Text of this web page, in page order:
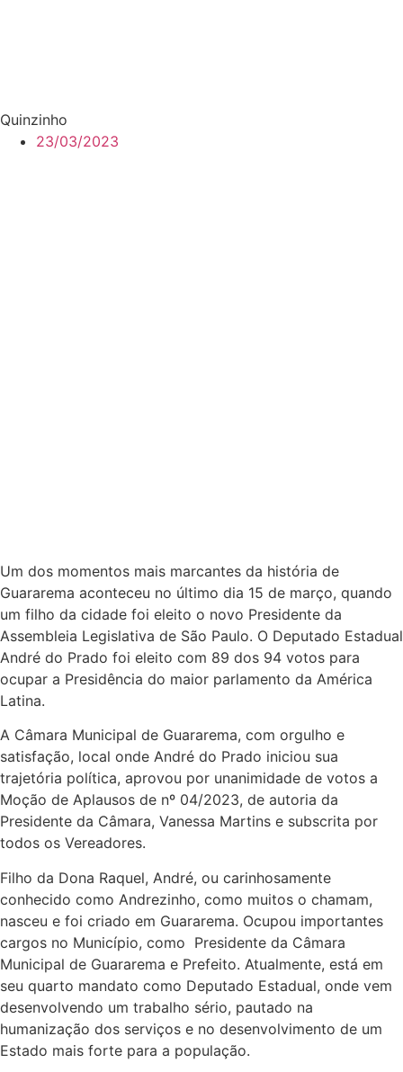
Quinzinho
23/03/2023
Um dos momentos mais marcantes da história de
Guararema aconteceu no último dia 15 de março, quando
um filho da cidade foi eleito o novo Presidente da
Assembleia Legislativa de São Paulo. O Deputado Estadual
André do Prado foi eleito com 89 dos 94 votos para
ocupar a Presidência do maior parlamento da América
Latina.
A Câmara Municipal de Guararema, com orgulho e
satisfação, local onde André do Prado iniciou sua
trajetória política, aprovou por unanimidade de votos a
Moção de Aplausos de nº 04/2023, de autoria da
Presidente da Câmara, Vanessa Martins e subscrita por
todos os Vereadores.
Filho da Dona Raquel, André, ou carinhosamente
conhecido como Andrezinho, como muitos o chamam,
nasceu e foi criado em Guararema. Ocupou importantes
cargos no Município, como Presidente da Câmara
Municipal de Guararema e Prefeito. Atualmente, está em
seu quarto mandato como Deputado Estadual, onde vem
desenvolvendo um trabalho sério, pautado na
humanização dos serviços e no desenvolvimento de um
Estado mais forte para a população.